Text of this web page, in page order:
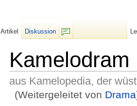
Kamelodram
aus Kamelopedia, der
(Weitergeleitet von Drama
Artikel
Diskussion